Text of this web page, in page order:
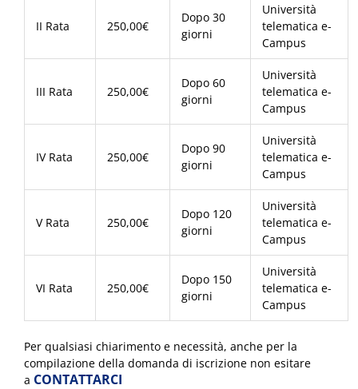
II Rata 250,00€
Dopo 30
giorni
Università
telematica e-
Campus
III Rata 250,00€
Dopo 60
giorni
Università
telematica e-
Campus
IV Rata 250,00€
Dopo 90
giorni
Università
telematica e-
Campus
V Rata 250,00€
Dopo 120
giorni
Università
telematica e-
Campus
VI Rata 250,00€
Dopo 150
giorni
Università
telematica e-
Campus
Per qualsiasi chiarimento e necessità, anche per la
compilazione della domanda di iscrizione non esitare
a CONTATTARCI